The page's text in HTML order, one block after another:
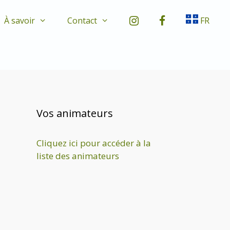
À savoir Contact FR
Vos animateurs
Cliquez ici pour accéder à la
liste des animateurs